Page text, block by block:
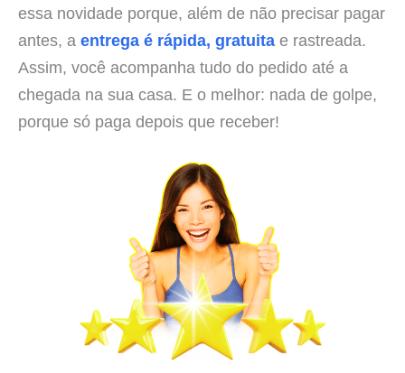
essa novidade porque, além de não precisar pagar
antes, a entrega é rápida, gratuita e rastreada.
Assim, você acompanha tudo do pedido até a
chegada na sua casa. E o melhor: nada de golpe,
porque só paga depois que receber!